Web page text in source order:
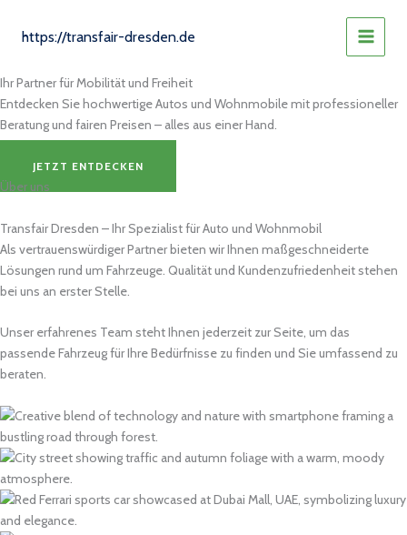
Inhalt
springen
https://transfair-dresden.de
MAIN
Ihr Partner für Mobilität und Freiheit
Entdecken Sie hochwertige Autos und Wohnmobile mit professioneller
Beratung und fairen Preisen – alles aus einer Hand.
JETZT ENTDECKEN
Über uns
Transfair Dresden – Ihr Spezialist für Auto und Wohnmobil
Als vertrauenswürdiger Partner bieten wir Ihnen maßgeschneiderte
Lösungen rund um Fahrzeuge. Qualität und Kundenzufriedenheit stehen
bei uns an erster Stelle.
Unser erfahrenes Team steht Ihnen jederzeit zur Seite, um das
passende Fahrzeug für Ihre Bedürfnisse zu finden und Sie umfassend zu
beraten.